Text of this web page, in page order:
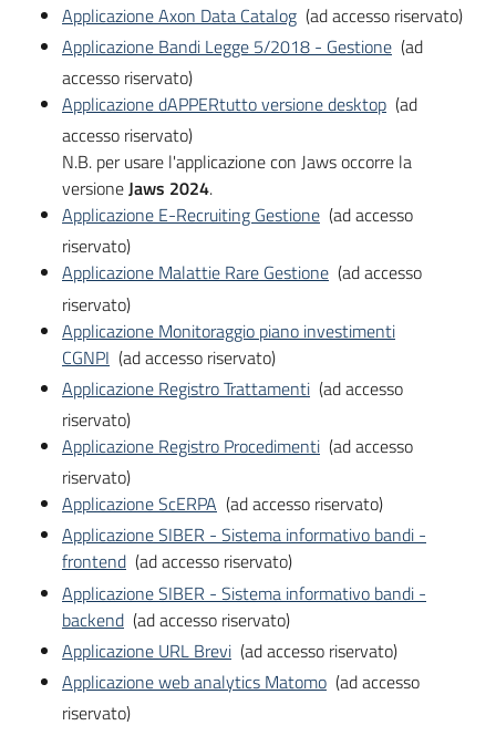
Applicazione Axon Data Catalog (ad accesso riservato)
Applicazione Bandi Legge 5/2018 - Gestione (ad
accesso riservato)
Applicazione dAPPERtutto versione desktop (ad
accesso riservato)
N.B. per usare l'applicazione con Jaws occorre la
versioneJaws 2024.
Applicazione E-Recruiting Gestione (ad accesso
riservato)
Applicazione Malattie Rare Gestione (ad accesso
riservato)
Applicazione Monitoraggio piano investimenti
CGNPI (ad accesso riservato)
Applicazione Registro Trattamenti (ad accesso
riservato)
Applicazione Registro Procedimenti (ad accesso
riservato)
Applicazione ScERPA (ad accesso riservato)
Applicazione SIBER - Sistema informativo bandi -
frontend (ad accesso riservato)
Applicazione SIBER - Sistema informativo bandi -
backend (ad accesso riservato)
Applicazione URL Brevi (ad accesso riservato)
Applicazione web analytics Matomo (ad accesso
riservato)